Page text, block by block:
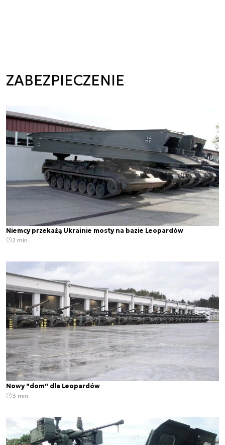
ZABEZPIECZENIE
Niemcy przekażą Ukrainie mosty na bazie Leopardów
2 min.
Nowy "dom" dla Leopardów
3 min.